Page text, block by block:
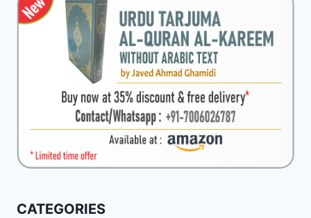
CATEGORIES